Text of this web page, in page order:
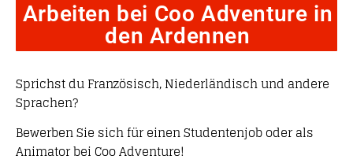
Arbeiten bei Coo Adventure in
den Ardennen
Sprichst du Französisch, Niederländisch und andere
Sprachen?
Bewerben Sie sich für einen Studentenjob oder als
Animator bei Coo Adventure!